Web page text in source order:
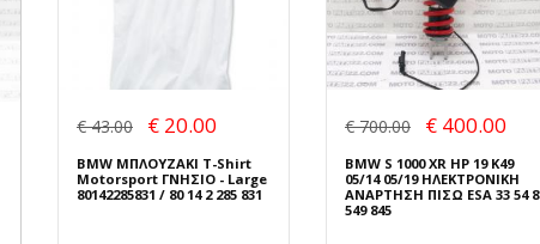
€ 43.00 € 20.00
BMW ΜΠΛΟΥΖΑΚΙ T-Shirt
Motorsport ΓΝΗΣΙΟ - Large
80142285831 / 80 14 2 285 831
€ 700.00 € 400.00
BMW S 1000 XR HP 19 K49
05/14 05/19 ΗΛΕΚΤΡΟΝΙΚΗ
ΑΝΑΡΤΗΣΗ ΠΙΣΩ ESA 33 54 8
549 845